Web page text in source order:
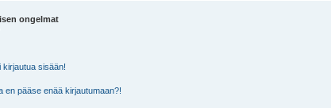
ongelmat
sisään!
pääse enää kirjautumaan?!